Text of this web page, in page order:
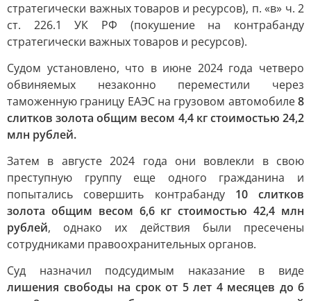
стратегически важных товаров и ресурсов), п. «в» ч. 2
ст. 226.1 УК РФ (покушение на контрабанду
стратегически важных товаров и ресурсов).
Судом установлено, что в июне 2024 года четверо
обвиняемых незаконно переместили через
таможенную границу ЕАЭС на грузовом автомобиле8
слитков золота общим весом 4,4 кг стоимостью 24,2
млн рублей.
Затем в августе 2024 года они вовлекли в свою
преступную группу еще одного гражданина и
попытались совершить контрабанду 10 слитков
золота общим весом 6,6 кг стоимостью 42,4 млн
рублей, однако их действия были пресечены
сотрудниками правоохранительных органов.
Суд назначил подсудимым наказание в виде
лишения свободы на срок от 5 лет 4 месяцев до 6